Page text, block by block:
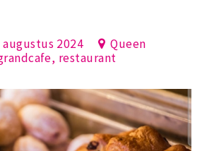
2024
Queen
restaurant